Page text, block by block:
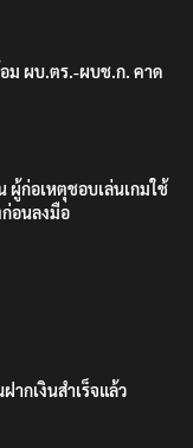
ม ผบ.ตร.-ผบช.ก. คาด
ผู้ก่อเหตุชอบเล่นเกมใช้
อนลงมือ
ากเงินสำเร็จแล้ว